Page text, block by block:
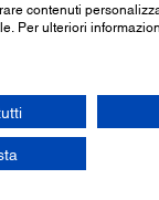
contenuti
Per ulteriori